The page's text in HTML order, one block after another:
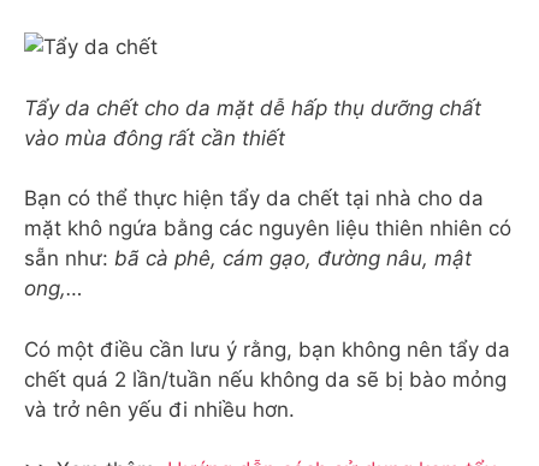
Tẩy da chết cho da mặt dễ hấp thụ dưỡng chất
vào mùa đông rất cần thiết
Bạn có thể thực hiện tẩy da chết tại nhà cho da
mặt khô ngứa bằng các nguyên liệu thiên nhiên có
sẵn như: bã cà phê, cám gạo, đường nâu, mật
ong,…
Có một điều cần lưu ý rằng, bạn không nên tẩy da
chết quá 2 lần/tuần nếu không da sẽ bị bào mỏng
và trở nên yếu đi nhiều hơn.